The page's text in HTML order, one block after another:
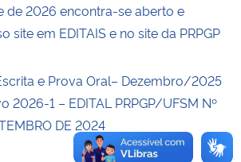
de 2026 encontra-se aberto e
site em EDITAIS e no site da PRPGP
e Prova Oral– Dezembro/2025
2026-1 – EDITAL PRPGP/UFSM Nº
DE 2024